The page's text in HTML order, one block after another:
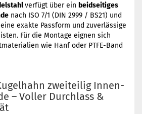
verfügt über ein beidseitiges
nach ISO 7/1 (DIN 2999 / BS21) und
exakte Passform und zuverlässige
Für die Montage eignen sich
wie Hanf oder PTFE-Band
zweiteilig Innen-
– Voller Durchlass &